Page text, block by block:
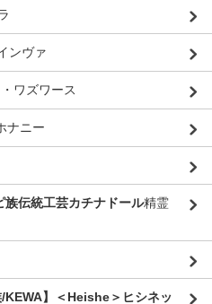
ンヴァ
ワズワース
ナニー
伝統工芸カチナドール精霊
KEWA】＜Heishe＞ヒシネッ